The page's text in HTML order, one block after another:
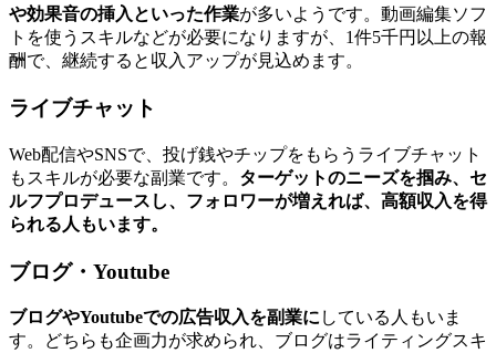
や効果音の挿入といった作業が多いようです。動画編集ソフ
トを使うスキルなどが必要になりますが、1件5千円以上の報
酬で、継続すると収入アップが見込めます。
ライブチャット
Web配信やSNSで、投げ銭やチップをもらうライブチャット
もスキルが必要な副業です。 ターゲットのニーズを掴み、セ
ルフプロデュースし、フォロワーが増えれば、高額収入を得
られる人もいます。
ブログ・Youtube
ブログやYoutubeでの広告収入を副業に している人もいま
す。どちらも企画力が求められ、ブログはライティングスキ